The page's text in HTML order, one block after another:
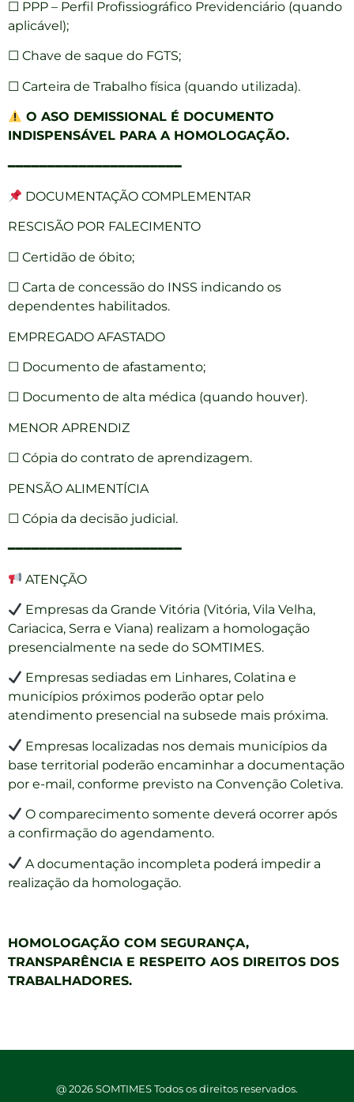
☐ PPP – Perfil Profissiográfico Previdenciário (quando
aplicável);
☐ Chave de saque do FGTS;
☐ Carteira de Trabalho física (quando utilizada).
O ASO DEMISSIONAL É DOCUMENTO
INDISPENSÁVEL PARA A HOMOLOGAÇÃO.
━━━━━━━━━━━━━━━━━━━━━━
DOCUMENTAÇÃO COMPLEMENTAR
RESCISÃO POR FALECIMENTO
☐ Certidão de óbito;
☐ Carta de concessão do INSS indicando os
dependentes habilitados.
EMPREGADO AFASTADO
☐ Documento de afastamento;
☐ Documento de alta médica (quando houver).
MENOR APRENDIZ
☐ Cópia do contrato de aprendizagem.
PENSÃO ALIMENTÍCIA
☐ Cópia da decisão judicial.
━━━━━━━━━━━━━━━━━━━━━━
ATENÇÃO
Empresas da Grande Vitória (Vitória, Vila Velha,
Cariacica, Serra e Viana) realizam a homologação
presencialmente na sede do SOMTIMES.
Empresas sediadas em Linhares, Colatina e
municípios próximos poderão optar pelo
atendimento presencial na subsede mais próxima.
Empresas localizadas nos demais municípios da
base territorial poderão encaminhar a documentação
por e-mail, conforme previsto na Convenção Coletiva.
O comparecimento somente deverá ocorrer após
a confirmação do agendamento.
A documentação incompleta poderá impedir a
realização da homologação.
HOMOLOGAÇÃO COM SEGURANÇA,
TRANSPARÊNCIA E RESPEITO AOS DIREITOS DOS
TRABALHADORES.
@ 2026 SOMTIMES Todos os direitos reservados.